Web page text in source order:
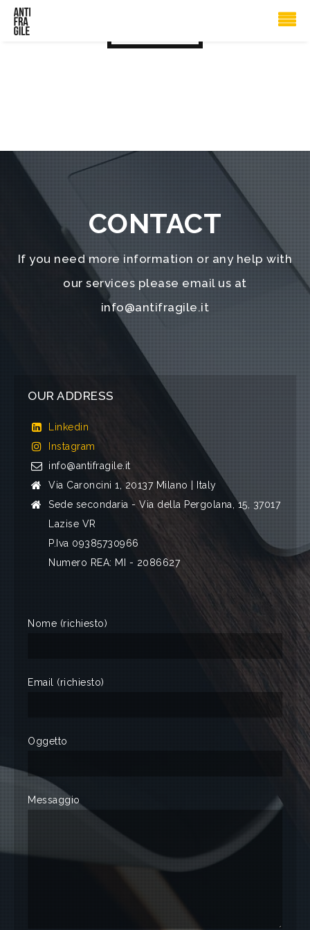
CONTACT
If you need more information or any help with
our services please email us at
info@antifragile.it
OUR ADDRESS
Linkedin
Instagram
info@antifragile.it
Via Caroncini 1, 20137 Milano | Italy
Sede secondaria - Via della Pergolana, 15, 37017
Lazise VR
P.Iva 09385730966
Numero REA: MI - 2086627
Nome (richiesto)
Email (richiesto)
Oggetto
Messaggio